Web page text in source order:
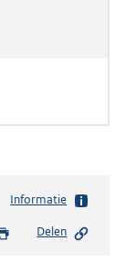
Informatie
Delen